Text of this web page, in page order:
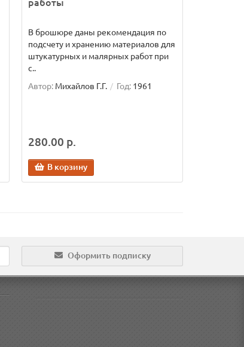
работы
В брошюре даны рекомендация по
подсчету и хранению материалов для
штукатурных и малярных работ при
с..
Автор: Михайлов Г.Г. Год: 1961
280.00 р.
В корзину
Оформить подписку